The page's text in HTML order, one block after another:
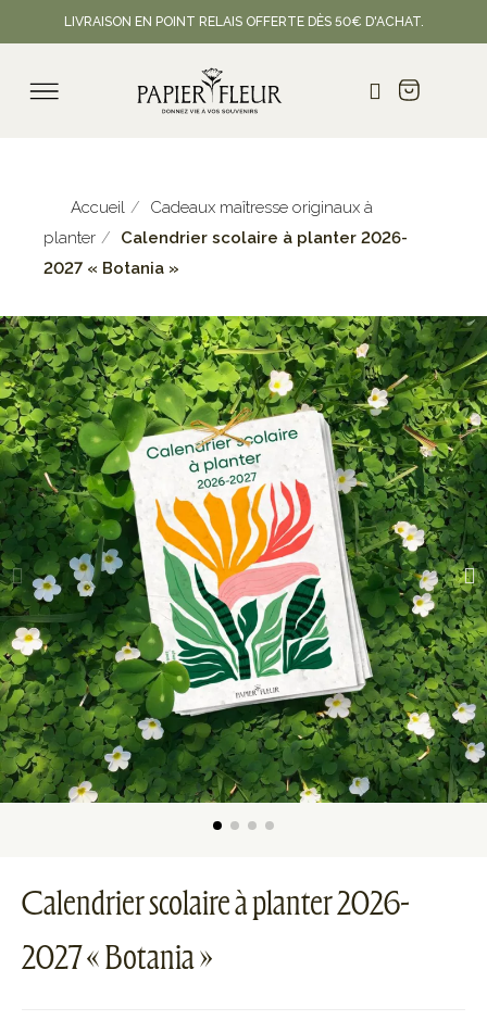
LIVRAISON EN POINT RELAIS OFFERTE DÈS 50€ D'ACHAT.
Accueil
Cadeaux maîtresse originaux à
planter
Calendrier scolaire à planter 2026-
2027 « Botania »
Calendrier scolaire à planter 2026-
2027 « Botania »